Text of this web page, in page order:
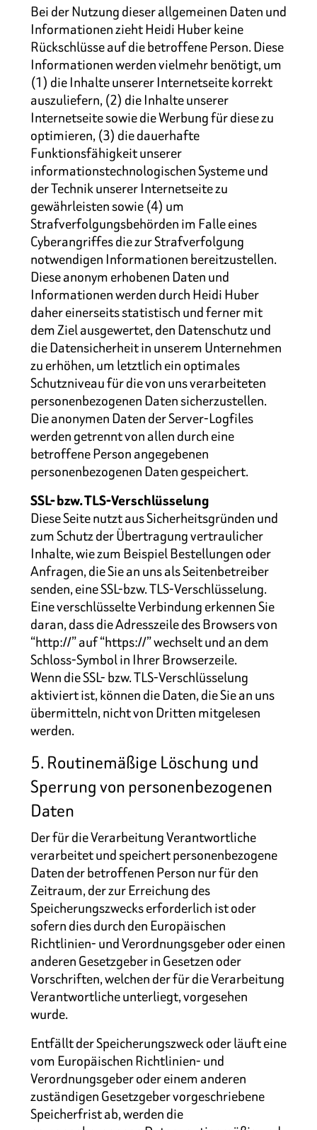
Bei der Nutzung dieser allgemeinen Daten und
Informationen zieht Heidi Huber keine
Rückschlüsse auf die betroffene Person. Diese
Informationen werden vielmehr benötigt, um
(1) die Inhalte unserer Internetseite korrekt
auszuliefern, (2) die Inhalte unserer
Internetseite sowie die Werbung für diese zu
optimieren, (3) die dauerhafte
Funktionsfähigkeit unserer
informationstechnologischen Systeme und
der Technik unserer Internetseite zu
gewährleisten sowie (4) um
Strafverfolgungsbehörden im Falle eines
Cyberangriffes die zur Strafverfolgung
notwendigen Informationen bereitzustellen.
Diese anonym erhobenen Daten und
Informationen werden durch Heidi Huber
daher einerseits statistisch und ferner mit
dem Ziel ausgewertet, den Datenschutz und
die Datensicherheit in unserem Unternehmen
zu erhöhen, um letztlich ein optimales
Schutzniveau für die von uns verarbeiteten
personenbezogenen Daten sicherzustellen.
Die anonymen Daten der Server-Logfiles
werden getrennt von allen durch eine
betroffene Person angegebenen
personenbezogenen Daten gespeichert.
SSL- bzw. TLS-Verschlüsselung
Diese Seite nutzt aus Sicherheitsgründen und
zum Schutz der Übertragung vertraulicher
Inhalte, wie zum Beispiel Bestellungen oder
Anfragen, die Sie an uns als Seitenbetreiber
senden, eine SSL-bzw. TLS-Verschlüsselung.
Eine verschlüsselte Verbindung erkennen Sie
daran, dass die Adresszeile des Browsers von
“http://” auf “https://” wechselt und an dem
Schloss-Symbol in Ihrer Browserzeile.
Wenn die SSL- bzw. TLS-Verschlüsselung
aktiviert ist, können die Daten, die Sie an uns
übermitteln, nicht von Dritten mitgelesen
werden.
5. Routinemäßige Löschung und
Sperrung von personenbezogenen
Daten
Der für die Verarbeitung Verantwortliche
verarbeitet und speichert personenbezogene
Daten der betroffenen Person nur für den
Zeitraum, der zur Erreichung des
Speicherungszwecks erforderlich ist oder
sofern dies durch den Europäischen
Richtlinien- und Verordnungsgeber oder einen
anderen Gesetzgeber in Gesetzen oder
Vorschriften, welchen der für die Verarbeitung
Verantwortliche unterliegt, vorgesehen
wurde.
Entfällt der Speicherungszweck oder läuft eine
vom Europäischen Richtlinien- und
Verordnungsgeber oder einem anderen
zuständigen Gesetzgeber vorgeschriebene
Speicherfrist ab, werden die